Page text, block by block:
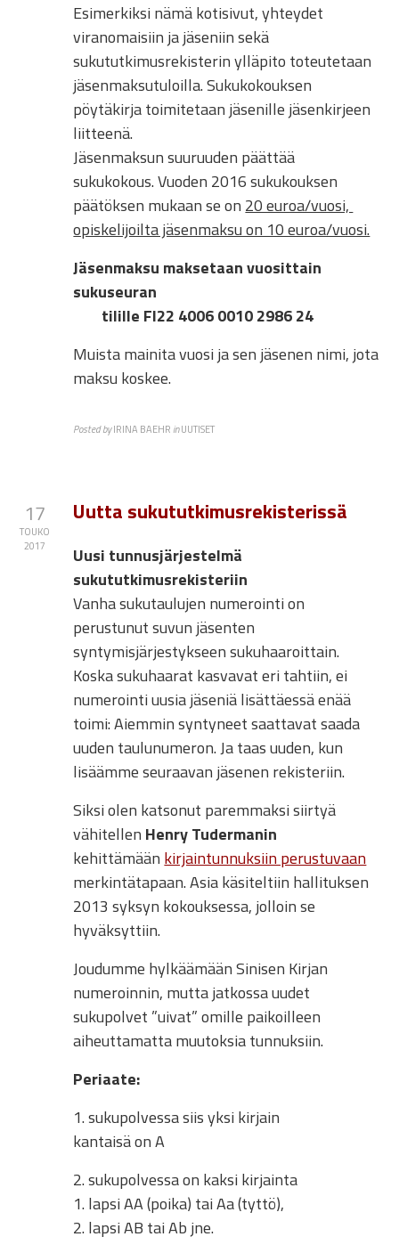
Esimerkiksi nämä kotisivut, yhteydet
viranomaisiin ja jäseniin sekä
sukututkimusrekisterin ylläpito toteutetaan
jäsenmaksutuloilla. Sukukokouksen
pöytäkirja toimitetaan jäsenille jäsenkirjeen
liitteenä.
Jäsenmaksun suuruuden päättää
sukukokous. Vuoden 2016 sukukouksen
päätöksen mukaan se on 20 euroa/vuosi,
opiskelijoilta jäsenmaksu on 10 euroa/vuosi.
Jäsenmaksu maksetaan vuosittain
sukuseuran
tilille FI22 4006 0010 2986 24
Muista mainita vuosi ja sen jäsenen nimi, jota
maksu koskee.
Posted byIRINA BAEHR inUUTISET
17
TOUKO
2017
Uutta sukututkimusrekisterissä
Uusi tunnusjärjestelmä
sukututkimusrekisteriin
Vanha sukutaulujen numerointi on
perustunut suvun jäsenten
syntymisjärjestykseen sukuhaaroittain.
Koska sukuhaarat kasvavat eri tahtiin, ei
numerointi uusia jäseniä lisättäessä enää
toimi: Aiemmin syntyneet saattavat saada
uuden taulunumeron. Ja taas uuden, kun
lisäämme seuraavan jäsenen rekisteriin.
Siksi olen katsonut paremmaksi siirtyä
vähitellen Henry Tudermanin
kehittämään kirjaintunnuksiin perustuvaan
merkintätapaan. Asia käsiteltiin hallituksen
2013 syksyn kokouksessa, jolloin se
hyväksyttiin.
Joudumme hylkäämään Sinisen Kirjan
numeroinnin, mutta jatkossa uudet
sukupolvet ”uivat” omille paikoilleen
aiheuttamatta muutoksia tunnuksiin.
Periaate:
1. sukupolvessa siis yksi kirjain
kantaisä on A
2. sukupolvessa on kaksi kirjainta
1. lapsi AA (poika) tai Aa (tyttö),
2. lapsi AB tai Ab jne.